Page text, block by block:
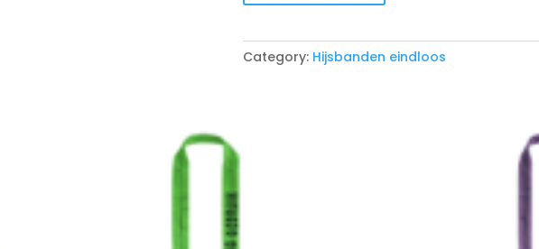
Category: Hijsbanden eindloos